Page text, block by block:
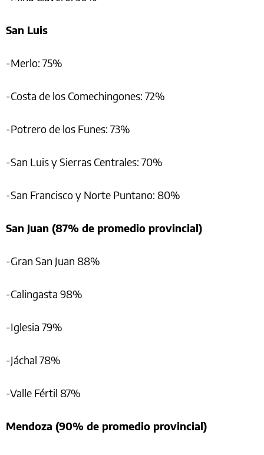
San Luis
-Merlo: 75%
-Costa de los Comechingones: 72%
-Potrero de los Funes: 73%
-San Luis y Sierras Centrales: 70%
-San Francisco y Norte Puntano: 80%
San Juan (87% de promedio provincial)
-Gran San Juan 88%
-Calingasta 98%
-Iglesia 79%
-Jáchal 78%
-Valle Fértil 87%
Mendoza (90% de promedio provincial)